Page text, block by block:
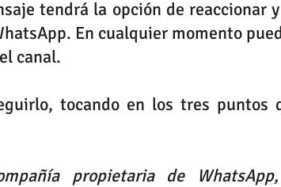
tendrá la opción de reaccionar
En cualquier momento
canal.
tocando en los tres puntos
propietaria de